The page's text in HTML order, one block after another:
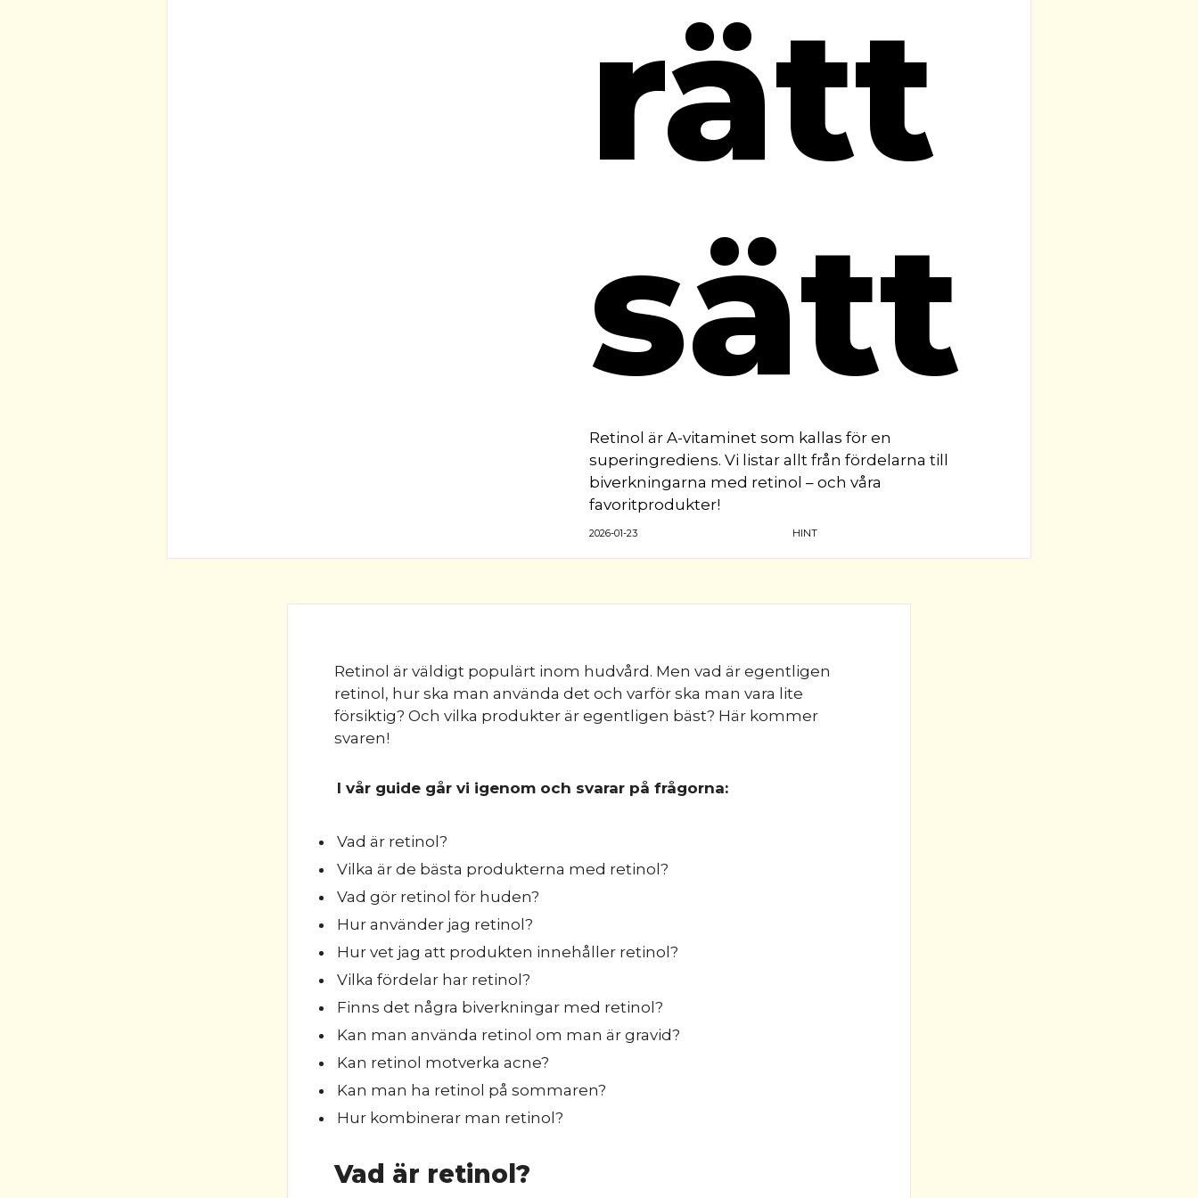
rätt
sätt
Retinol är A-vitaminet som kallas för en
superingrediens. Vi listar allt från fördelarna till
biverkningarna med retinol – och våra
favoritprodukter!
2026-01-23 HINT
Retinol är väldigt populärt inom hudvård. Men vad är egentligen
retinol, hur ska man använda det och varför ska man vara lite
försiktig? Och vilka produkter är egentligen bäst? Här kommer
svaren!
I vår guide går vi igenom och svarar på frågorna:
Vad är retinol?
Vilka är de bästa produkterna med retinol?
Vad gör retinol för huden?
Hur använder jag retinol?
Hur vet jag att produkten innehåller retinol?
Vilka fördelar har retinol?
Finns det några biverkningar med retinol?
Kan man använda retinol om man är gravid?
Kan retinol motverka acne?
Kan man ha retinol på sommaren?
Hur kombinerar man retinol?
Vad är retinol?